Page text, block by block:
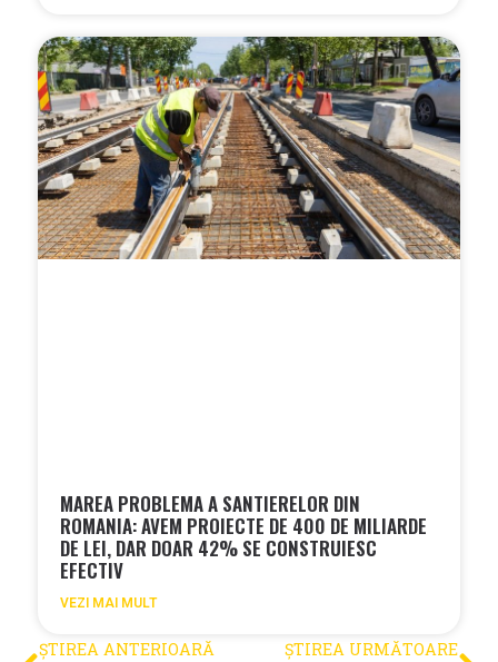
MAREA PROBLEMA A SANTIERELOR DIN
ROMANIA: AVEM PROIECTE DE 400 DE MILIARDE
DE LEI, DAR DOAR 42% SE CONSTRUIESC
EFECTIV
VEZI MAI MULT
ȘTIREA ANTERIOARĂ ȘTIREA URMĂTOARE